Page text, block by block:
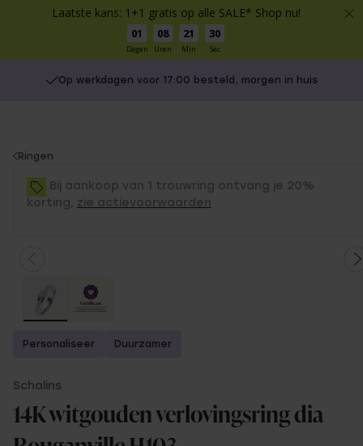
Laatste kans: 1+1 gratis op alle SALE* Shop nu!
01
Dagen
08
Uren
21
Min
30
Sec
Op werkdagen voor 17:00 besteld, morgen in huis
You
are
here:
Ringen
Bij aankoop van 1 trouwring ontvang je 20%
korting, zie actievoorwaarden
Personaliseer Duurzamer
Schalins
14K witgouden verlovingsring dia